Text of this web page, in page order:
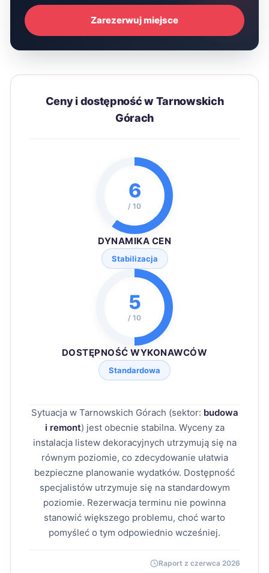
Zarezerwuj miejsce
Ceny i dostępność w Tarnowskich
Górach
6
/ 10
DYNAMIKA CEN
Stabilizacja
5
/ 10
DOSTĘPNOŚĆ WYKONAWCÓW
Standardowa
Sytuacja w Tarnowskich Górach (sektor: budowa
i remont) jest obecnie stabilna. Wyceny za
instalacja listew dekoracyjnych utrzymują się na
równym poziomie, co zdecydowanie ułatwia
bezpieczne planowanie wydatków. Dostępność
specjalistów utrzymuje się na standardowym
poziomie. Rezerwacja terminu nie powinna
stanowić większego problemu, choć warto
pomyśleć o tym odpowiednio wcześniej.
Raport z czerwca 2026